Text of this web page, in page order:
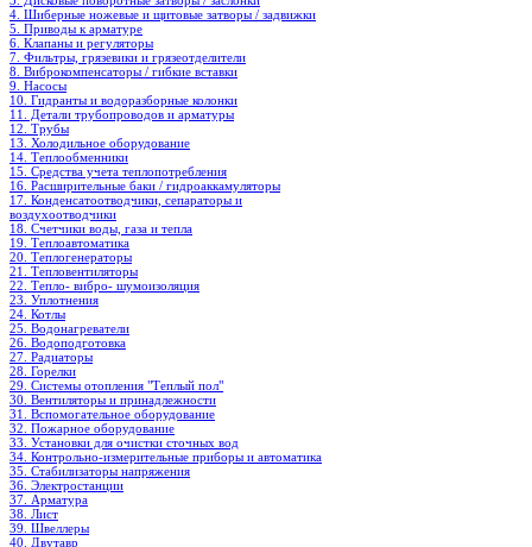
4. Шиберные ножевые и щитовые затворы / задвижки
5. Приводы к арматуре
6. Клапаны и регуляторы
7. Фильтры, грязевики и грязеотделители
8. Виброкомпенсаторы / гибкие вставки
9. Насосы
10. Гидранты и водоразборные колонки
11. Детали трубопроводов и арматуры
12. Трубы
13. Холодильное oборудование
14. Теплообменники
15. Средства учета теплопотребления
16. Расширительные баки / гидроаккамуляторы
17. Конденсатоотводчики, сепараторы и
воздухоотводчики
18. Счетчики воды, газа и тепла
19. Теплоавтоматика
20. Теплогенераторы
21. Тепловентиляторы
22. Тепло- вибро- шумоизоляция
23. Уплотнения
24. Котлы
25. Водонагреватели
26. Водоподготовка
27. Радиаторы
28. Горелки
29. Системы отопления "Теплый пол"
30. Вентиляторы и принадлежности
31. Вспомогательное оборудование
32. Пожарное оборудование
33. Установки для очистки сточных вод
34. Контрольно-измерительные приборы и автоматика
35. Стабилизаторы напряжения
36. Электростанции
37. Арматура
38. Лист
39. Швеллеры
40. Двутавр